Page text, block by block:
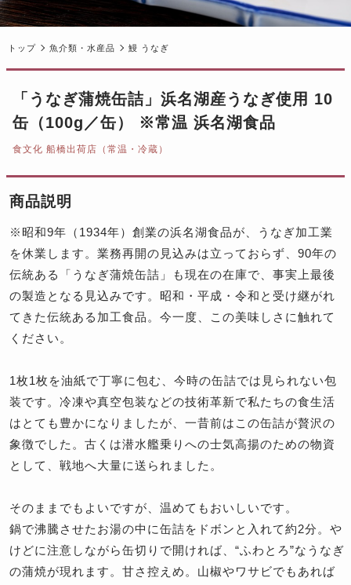
トップ 魚介類・水産品 鰻 うなぎ
「うなぎ蒲焼缶詰」浜名湖産うなぎ使用 10
缶（100g／缶） ※常温 浜名湖食品
食文化 船橋出荷店（常温・冷蔵）
商品説明
※昭和9年（1934年）創業の浜名湖食品が、うなぎ加工業
を休業します。業務再開の見込みは立っておらず、90年の
伝統ある「うなぎ蒲焼缶詰」も現在の在庫で、事実上最後
の製造となる見込みです。昭和・平成・令和と受け継がれ
てきた伝統ある加工食品。今一度、この美味しさに触れて
ください。
1枚1枚を油紙で丁寧に包む、今時の缶詰では見られない包
装です。冷凍や真空包装などの技術革新で私たちの食生活
はとても豊かになりましたが、一昔前はこの缶詰が贅沢の
象徴でした。古くは潜水艦乗りへの士気高揚のための物資
として、戦地へ大量に送られました。
そのままでもよいですが、温めてもおいしいです。
鍋で沸騰させたお湯の中に缶詰をドボンと入れて約2分。や
けどに注意しながら缶切りで開ければ、“ふわとろ”なうなぎ
の蒲焼が現れます。甘さ控えめ。山椒やワサビでもあれば